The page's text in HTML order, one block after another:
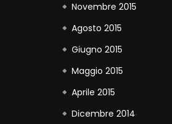
Novembre 2015
Agosto 2015
Giugno 2015
Maggio 2015
Aprile 2015
Dicembre 2014